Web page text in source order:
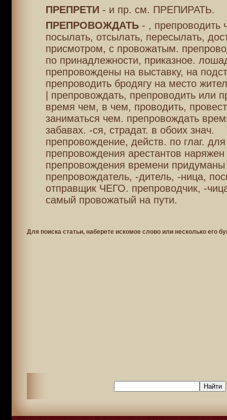
ПРЕПРЕТИ - и пр. см. ПРЕПИРАТЬ.
ПРЕПРОВОЖДАТЬ- , препроводить
посылать, отсылать, пересылать,
присмотром, с провожатым.
по принадлежности, приказное.
препровождены на выставку, на
препроводить бродягу на место
| препровождать, препроводить или
время чем, в чем, проводить,
заниматься чем. препровождать
забавах. -ся, страдат. в обоих знач.
препровождение, действ. по глаг. для
препровождения арестантов
препровождения времени придуманы
препровождатель, -дитель, -ница,
отправщик ЧЕГО. препроводчик, -
самый провожатый на пути.
Для поиска статьи, наберете искомое слово или несколько его